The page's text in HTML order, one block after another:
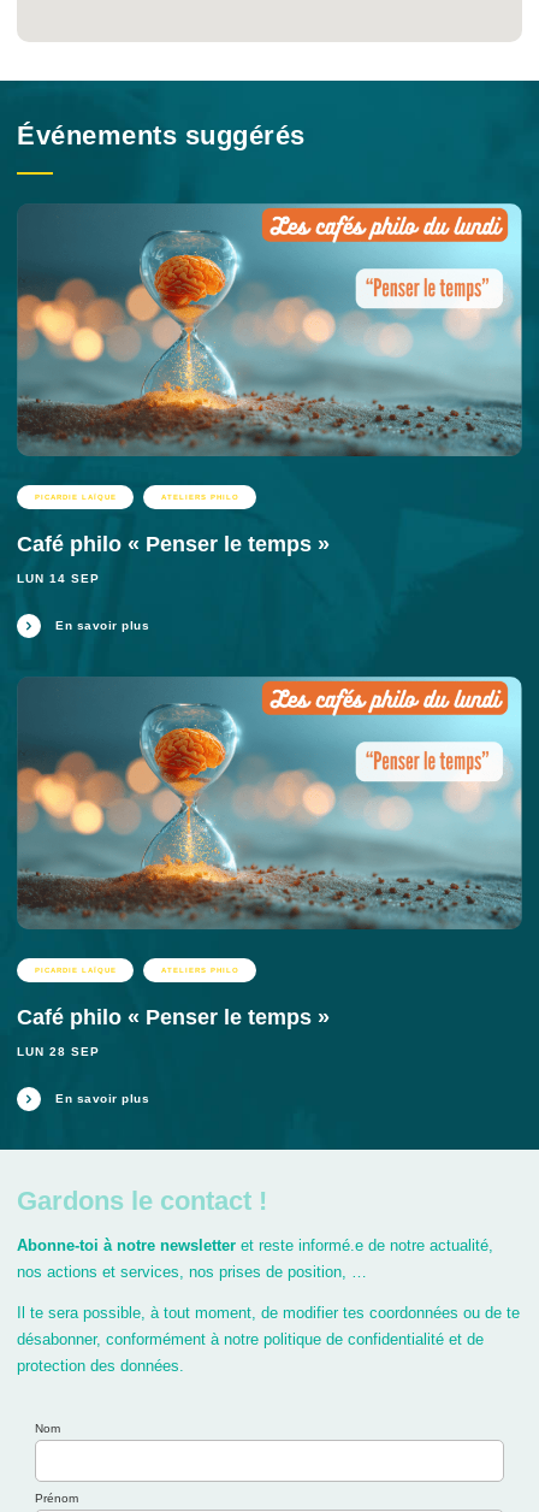
Événements suggérés
PICARDIE LAÏQUE ATELIERS PHILO
Café philo « Penser le temps »
LUN 14 SEP
En savoir plus
PICARDIE LAÏQUE ATELIERS PHILO
Café philo « Penser le temps »
LUN 28 SEP
En savoir plus
Gardons le contact !
Abonne-toi à notre newsletter et reste informé.e de notre actualité,
nos actions et services, nos prises de position, …
Il te sera possible, à tout moment, de modifier tes coordonnées ou de te
désabonner, conformément à notre politique de confidentialité et de
protection des données.
Nom
Prénom